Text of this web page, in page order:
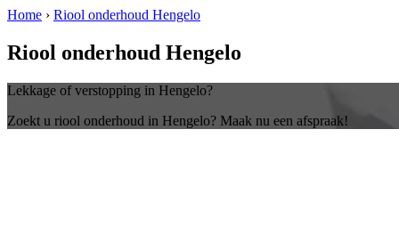
Home › Riool onderhoud Hengelo
Riool onderhoud Hengelo
Lekkage of verstopping in Hengelo?
Zoekt u riool onderhoud in Hengelo? Maak nu een afspraak!